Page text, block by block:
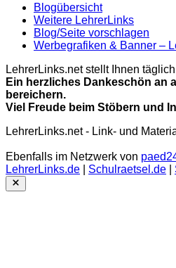
Blogübersicht
Weitere LehrerLinks
Blog/Seite vorschlagen
Werbegrafiken & Banner –
LehrerLinks.net stellt Ihnen
Ein herzliches Dankeschön an
bereichern.
Viel Freude beim Stöbern und
LehrerLinks.net - Link- und
Ebenfalls im Netzwerk von
LehrerLinks.de
Schulraetsel.de
Close